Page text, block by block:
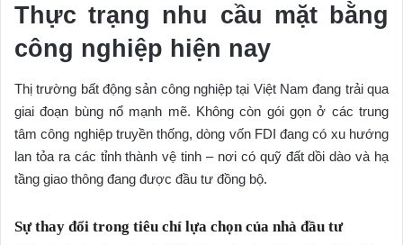
Thực trạng nhu cầu mặt bằng
công nghiệp hiện nay
Thị trường bất động sản công nghiệp tại Việt Nam đang trải qua
giai đoạn bùng nổ mạnh mẽ. Không còn gói gọn ở các trung
tâm công nghiệp truyền thống, dòng vốn FDI đang có xu hướng
lan tỏa ra các tỉnh thành vệ tinh – nơi có quỹ đất dồi dào và hạ
tầng giao thông đang được đầu tư đồng bộ.
Sự thay đổi trong tiêu chí lựa chọn của nhà đầu tư